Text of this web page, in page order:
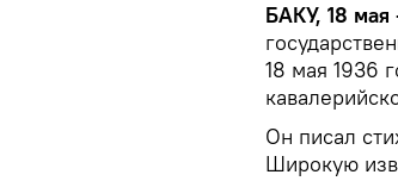
БАКУ, 18
18 мая 1936
Он писал
Широкую